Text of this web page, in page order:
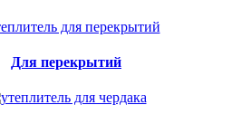
Для перекрытий